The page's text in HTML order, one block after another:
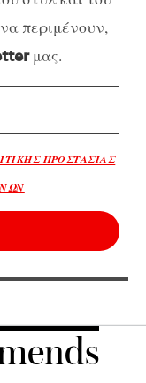
περιμένουν,
μας.
ΠΡΟΣΤΑΣΙΑΣ